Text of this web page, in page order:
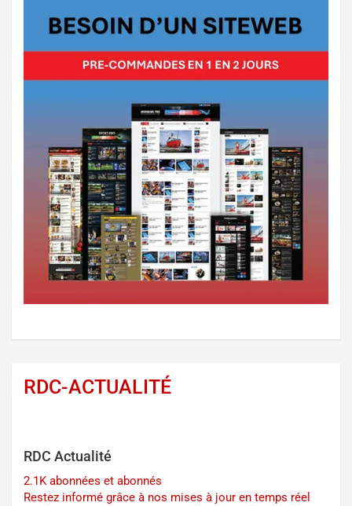
RDC-ACTUALITÉ
RDC Actualité
2.1K abonnées et abonnés
Restez informé grâce à nos mises à jour en temps réel